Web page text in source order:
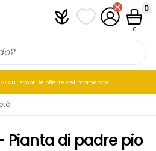
PlantfitI miei elenchi di
Il mio
0
0
scopri le offerte del momento!
Pianta di padre pio